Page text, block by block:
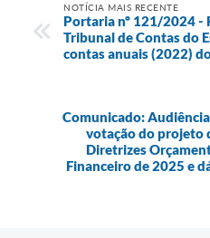
NOTÍCIA MAIS RECENTE
Portaria nº 121/2024 -
Tribunal de Contas do
contas anuais (2022)
Comunicado:
votação do projeto
Diretrizes
Financeiro de 2025 e